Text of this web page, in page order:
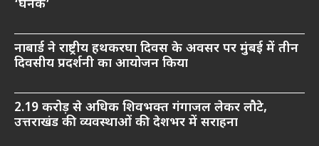
‘घनक’
नाबार्ड ने राष्ट्रीय हथकरघा दिवस के अवसर पर मुंबई में तीन
दिवसीय प्रदर्शनी का आयोजन किया
2.19 करोड़ से अधिक शिवभक्त गंगाजल लेकर लौटे,
उत्तराखंड की व्यवस्थाओं की देशभर में सराहना